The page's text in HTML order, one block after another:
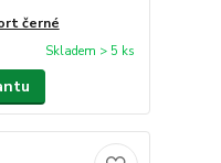
černé
Skladem > 5 ks